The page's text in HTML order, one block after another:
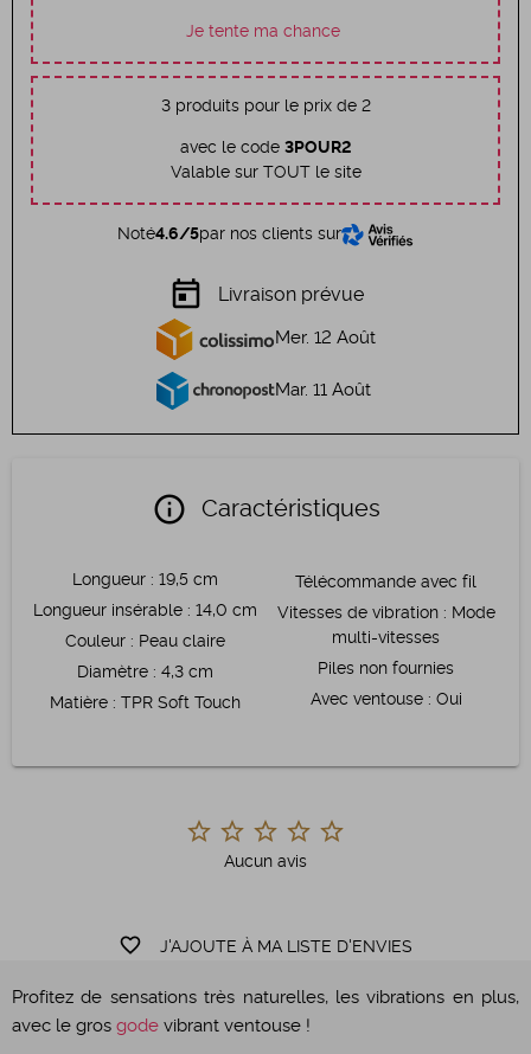
Je tente ma chance
3 produits pour le prix de 2
avec le code 3POUR2
Valable sur TOUT le site
Noté4.6/5par nos clients sur
today Livraison prévue
Mer. 12 Août
Mar. 11 Août
Aucun avis
favorite_border J'AJOUTE À MA LISTE D'ENVIES
info Caractéristiques
Longueur : 19,5 cm
Longueur insérable : 14,0 cm
Couleur : Peau claire
Diamètre : 4,3 cm
Matière : TPR Soft Touch
Télécommande avec fil
Vitesses de vibration: Mode
multi-vitesses
Piles non fournies
Avec ventouse: Oui
Profitez de sensations très naturelles, les vibrations en plus,
avec le gros gode vibrant ventouse !